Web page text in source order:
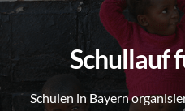
ÜBER UNS
ABOUT US (engl.)
Schullauf
Schulen in Bayern